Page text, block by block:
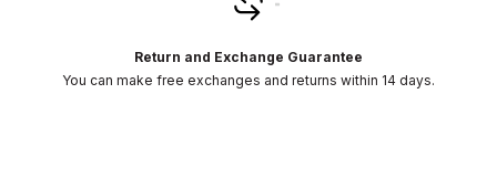
Return and Exchange Guarantee
You can make free exchanges and returns within 14 days.